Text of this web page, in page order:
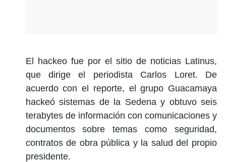
El hackeo fue por el sitio de noticias Latinus,
que dirige el periodista Carlos Loret. De
acuerdo con el reporte, el grupo Guacamaya
hackeó sistemas de la Sedena y obtuvo seis
terabytes de información con comunicaciones y
documentos sobre temas como seguridad,
contratos de obra pública y la salud del propio
presidente.